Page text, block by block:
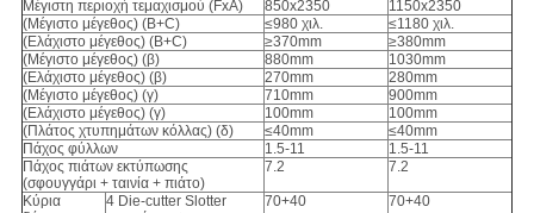
Μέγιστη περιοχή τεμαχισμού (FxA) 850x2350
1150x2350
(Μέγιστο μέγεθος) (B+C)
≤980 χιλ.
≤1180 χιλ.
(Ελάχιστο μέγεθος) (B+C)
≥370mm
≥380mm
(Μέγιστο μέγεθος) (β)
880mm
1030mm
(Ελάχιστο μέγεθος) (β)
270mm
280mm
(Μέγιστο μέγεθος) (γ)
710mm
900mm
(Ελάχιστο μέγεθος) (γ)
100mm
100mm
(Πλάτος χτυπημάτων κόλλας) (δ)
≤40mm
≤40mm
Πάχος φύλλων
1.5-11
1.5-11
Πάχος πιάτων εκτύπωσης
(σφουγγάρι + ταινία + πιάτο)
7.2 7.2
Κύρια
4 Die-cutter Slotter
70+40 70+40